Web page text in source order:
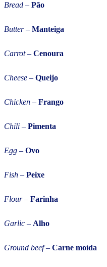
Bread – Pão
Butter– Manteiga
Carrot – Cenoura
Cheese – Queijo
Chicken – Frango
Chili – Pimenta
Egg – Ovo
Fish – Peixe
Flour– Farinha
Garlic – Alho
Ground beef– Carne moída